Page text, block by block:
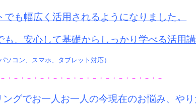
でも幅広く活用されるようになりました。
も、安心して基礎からしっかり学べる活用講
ソコン、スマホ、タブレット対応）
・－・－・－・－・－・－・－・－・－・－・－・－
グでお一人お一人の今現在のお悩み、やり